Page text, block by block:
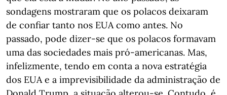
sondagens mostraram que os polacos deixaram
de confiar tanto nos EUA como antes. No
passado, pode dizer-se que os polacos formavam
uma das sociedades mais pró-americanas. Mas,
infelizmente, tendo em conta a nova estratégia
dos EUA e a imprevisibilidade da administração de